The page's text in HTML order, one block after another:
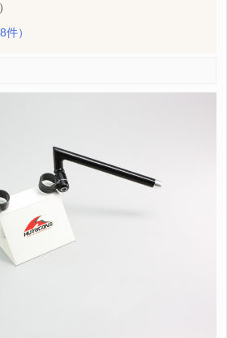
8件）